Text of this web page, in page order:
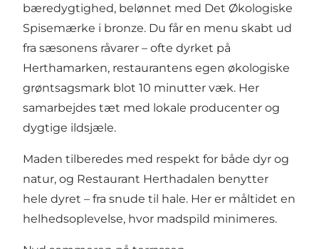
bæredygtighed, belønnet med Det Økologiske
Spisemærke i bronze. Du får en menu skabt ud
fra sæsonens råvarer – ofte dyrket på
Herthamarken, restaurantens egen økologiske
grøntsagsmark blot 10 minutter væk. Her
samarbejdes tæt med lokale producenter og
dygtige ildsjæle.
Maden tilberedes med respekt for både dyr og
natur, og Restaurant Herthadalen benytter
hele dyret – fra snude til hale. Her er måltidet en
helhedsoplevelse, hvor madspild minimeres.